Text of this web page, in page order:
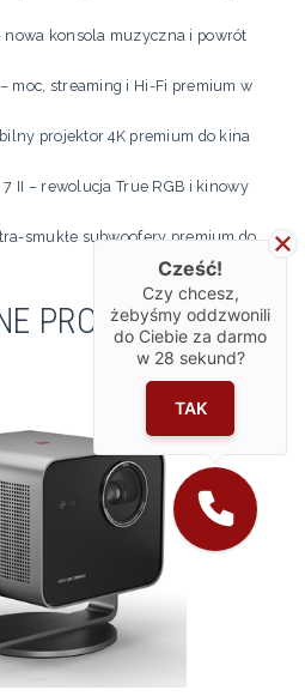
nowa konsola muzyczna i powrót
moc, streaming i Hi-Fi premium w
projektor 4K premium do kina
7 II – rewolucja True RGB i kinowy
smukłe subwoofery premium do
PRODUKTY
Cześć!
Czy chcesz,
żebyśmy oddzwonili
do Ciebie za darmo
w 28 sekund?
TAK